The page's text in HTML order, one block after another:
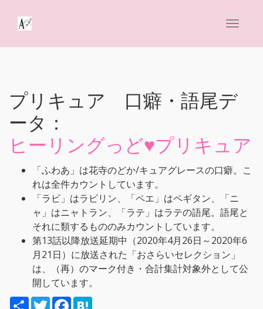
プリキュア 口癖・語尾デ
ータ：
ヒーリングっど♥プリキュア
「ふわあ」は花寺のどか/キュアグレースの口癖。こ
れは全件カウントしています。
「ラビ」はラビリン、「ペエ」はペギタン、「ニ
ャ」はニャトラン、「ラテ」はラテの語尾。語尾と
それに類するもののみカウントしています。
第13話以降放送延期中（2020年4月26日～2020年6
月21日）に放送された「おさらいセレクション」
は、（再）のマーク付き・合計集計対象外として公
開しています。
S
T F